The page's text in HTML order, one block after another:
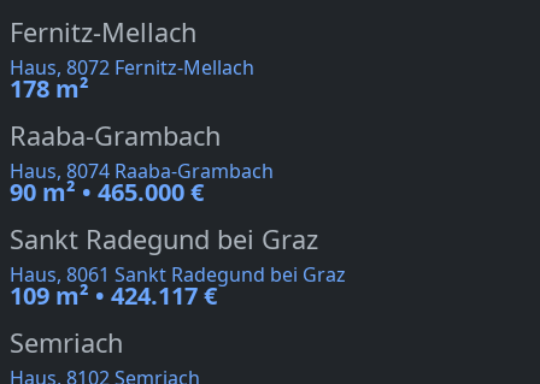
Fernitz-Mellach
Haus, 8072 Fernitz-Mellach
178 m²
Raaba-Grambach
Haus, 8074 Raaba-Grambach
90 m² • 465.000 €
Sankt Radegund bei Graz
Haus, 8061 Sankt Radegund bei Graz
109 m² • 424.117 €
Semriach
Haus, 8102 Semriach